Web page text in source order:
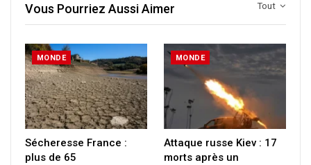
Tout
Vous Pourriez Aussi Aimer
MONDE
Sécheresse France :
plus de 65
MONDE
Attaque russe Kiev : 17
morts après un